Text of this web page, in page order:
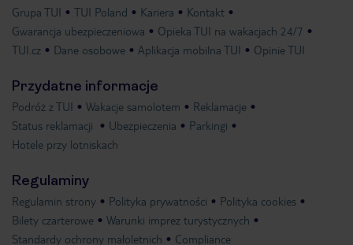
Grupa TUI TUI Poland Kariera
Kontakt
Gwarancja ubezpieczeniowa
Opieka TUI na wakacjach 24/7
TUI.cz
Dane osobowe Aplikacja mobilna TUI Opinie TUI
Przydatne informacje
Podróż z TUI Wakacje samolotem
Reklamacje
Status reklamacji
Ubezpieczenia
Parkingi
Hotele przy lotniskach
Regulaminy
Regulamin strony Polityka prywatności
Polityka cookies
Bilety czarterowe
Warunki imprez turystycznych
Standardy ochrony małoletnich
Compliance